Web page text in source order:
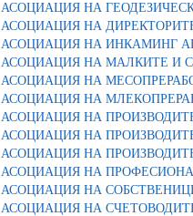
АСОЦИАЦИЯ НА
АСОЦИАЦИЯ НА
АСОЦИАЦИЯ НА ИНКАМИНГ
АСОЦИАЦИЯ НА МАЛКИТЕ И
АСОЦИАЦИЯ НА
АСОЦИАЦИЯ НА
АСОЦИАЦИЯ НА
АСОЦИАЦИЯ НА
АСОЦИАЦИЯ НА
АСОЦИАЦИЯ НА
АСОЦИАЦИЯ НА
АСОЦИАЦИЯ НА